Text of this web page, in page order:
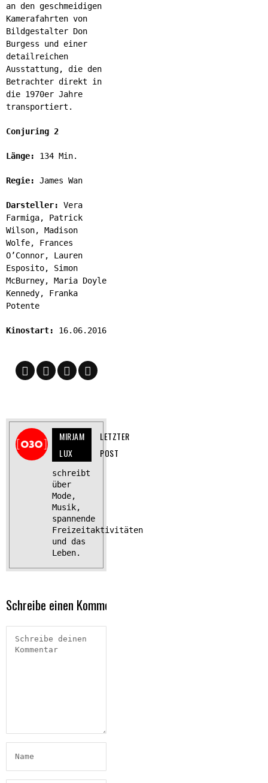
an den geschmeidigen
Kamerafahrten von
Bildgestalter Don
Burgess und einer
detailreichen
Ausstattung, die den
Betrachter direkt in
die 1970er Jahre
transportiert.
Conjuring 2
Länge: 134 Min.
Regie: James Wan
Darsteller:
Vera
Farmiga, Patrick
Wilson, Madison
Wolfe, Frances
O’Connor, Lauren
Esposito, Simon
McBurney, Maria Doyle
Kennedy, Franka
Potente
Kinostart: 16.06.2016
MIRJAM
LUX
LETZTER
POST
schreibt
über
Mode,
Musik,
spannende
Freizeitaktivitäten
und das
Leben.
Schreibe einen Kommentar